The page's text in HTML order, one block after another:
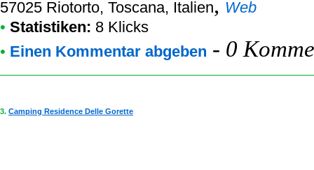
57025 Riotorto, Toscana, Italien
Web
• Statistiken: 8 Klicks
• Einen Kommentar abgeben - 0
3. Camping Residence Delle Gorette